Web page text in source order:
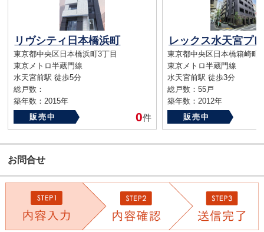
リヴシティ日本橋浜町
東京都中央区日本橋浜町3丁目
東京メトロ半蔵門線
水天宮前駅 徒歩5分
総戸数：
築年数：2015年
販売中
0件
東京都中央区日本橋箱崎町
東京メトロ半蔵門線
水天宮前駅 徒歩3分
総戸数：55戸
築年数：2012年
販売中
お問合せ